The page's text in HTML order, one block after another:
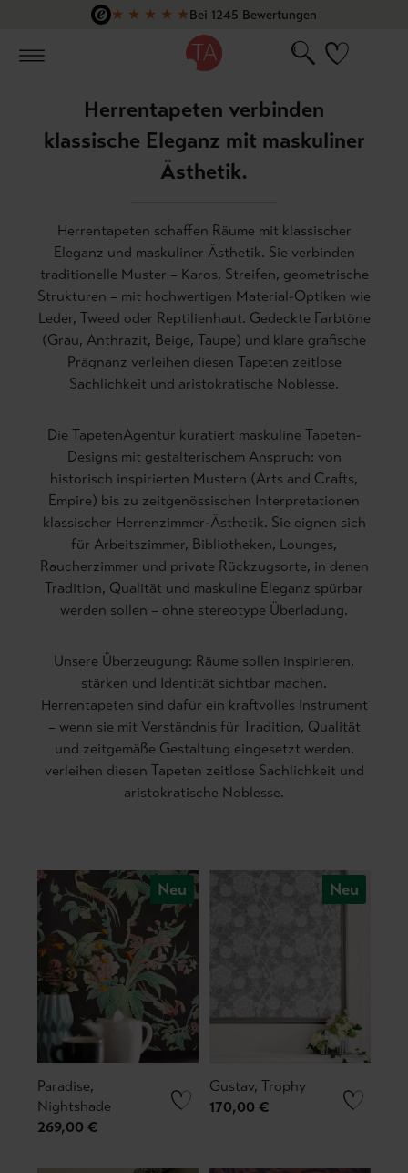
Zum Hauptinhalt springen
★ ★ ★ ★ ★Bei 1245 Bewertungen
Herrentapeten verbinden
klassische Eleganz mit maskuliner
Ästhetik.
Herrentapeten schaffen Räume mit klassischer
Eleganz und maskuliner Ästhetik. Sie verbinden
traditionelle Muster – Karos, Streifen, geometrische
Strukturen – mit hochwertigen Material-Optiken wie
Leder, Tweed oder Reptilienhaut. Gedeckte Farbtöne
(Grau, Anthrazit, Beige, Taupe) und klare grafische
Prägnanz verleihen diesen Tapeten zeitlose
Sachlichkeit und aristokratische Noblesse.
Die TapetenAgentur kuratiert maskuline Tapeten-
Designs mit gestalterischem Anspruch: von
historisch inspirierten Mustern (Arts and Crafts,
Empire) bis zu zeitgenössischen Interpretationen
klassischer Herrenzimmer-Ästhetik. Sie eignen sich
für Arbeitszimmer, Bibliotheken, Lounges,
Raucherzimmer und private Rückzugsorte, in denen
Tradition, Qualität und maskuline Eleganz spürbar
werden sollen – ohne stereotype Überladung.
Unsere Überzeugung: Räume sollen inspirieren,
stärken und Identität sichtbar machen.
Herrentapeten sind dafür ein kraftvolles Instrument
– wenn sie mit Verständnis für Tradition, Qualität
und zeitgemäße Gestaltung eingesetzt werden.
verleihen diesen Tapeten zeitlose Sachlichkeit und
aristokratische Noblesse.
Neu
Paradise,
Nightshade
269,00 €
Neu
Gustav, Trophy
170,00 €